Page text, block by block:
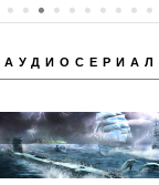
АУДИОСЕРИАЛ